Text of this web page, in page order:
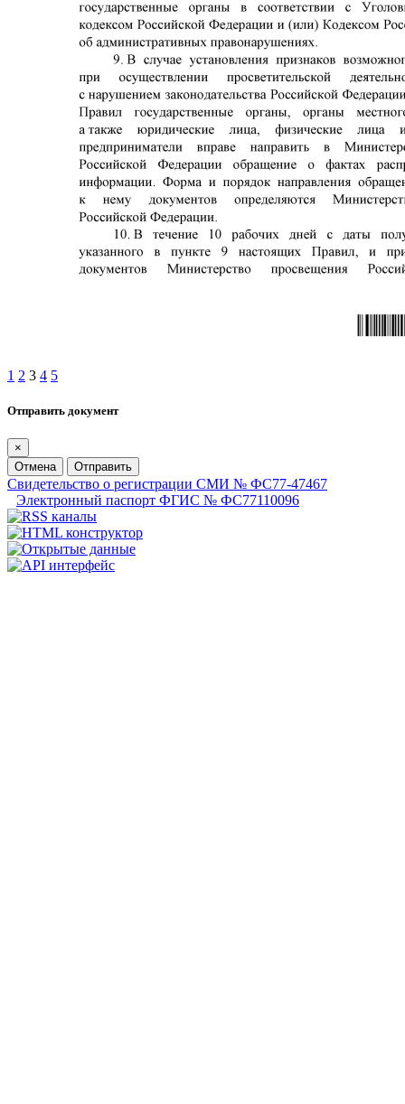
1 2 3 4 5
Отправить документ
×
Отмена
Отправить
Свидетельство о регистрации СМИ № ФС77-47467
Электронный паспорт ФГИС № ФС77110096